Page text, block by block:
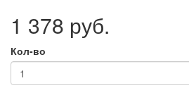
1 378 руб.
Кол-во